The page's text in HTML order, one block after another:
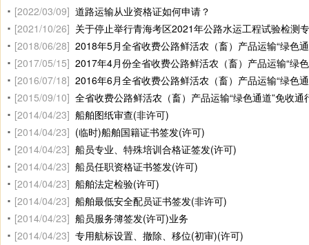
[2022/03/09] 道路运输从业资格证如何申请？
[2021/10/26] 关于停止举行青海考区2021年公路水运工程试验检测
[2018/06/28] 2018年5月全省收费公路鲜活农（畜）产品运输“绿色
[2017/05/15] 2017年4月份全省收费公路鲜活农（畜）产品运输“绿
[2016/07/18] 2016年6月全省收费公路鲜活农（畜）产品运输“绿色
[2015/09/10] 全省收费公路鲜活农（畜）产品运输“绿色通道”免收
[2014/04/23] 船舶图纸审查(非许可)
[2014/04/23] (临时)船舶国籍证书签发(许可)
[2014/04/23] 船员专业、特殊培训合格证签发(许可)
[2014/04/23] 船员任职资格证书签发(许可)
[2014/04/23] 船舶法定检验(许可)
[2014/04/23] 船舶最低安全配员证书签发(非许可)
[2014/04/23] 船员服务簿签发(许可)业务
[2014/04/23] 专用航标设置、撤除、移位(初审)(许可)